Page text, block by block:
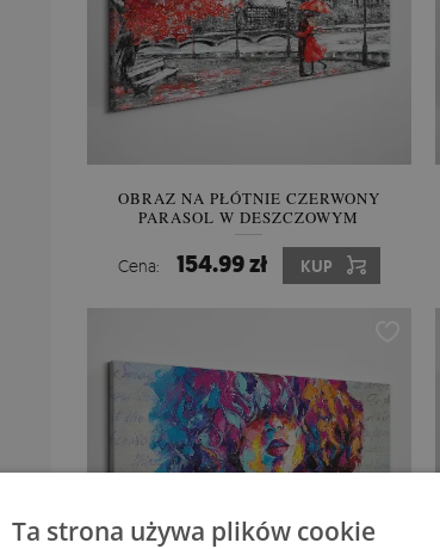
OBRAZ NA PŁÓTNIE CZERWONY
PARASOL W DESZCZOWYM
LONDYNIE
Cena: 154.99 zł KUP
Ta strona używa plików cookie